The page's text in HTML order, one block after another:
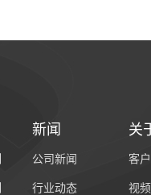
新闻
公司新闻
行业动态
关
客
视